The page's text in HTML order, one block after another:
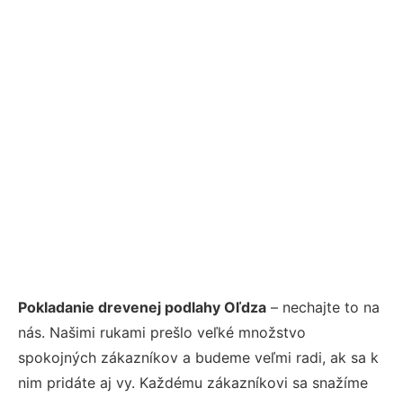
Pokladanie drevenej podlahy Oľdza – nechajte to na
nás. Našimi rukami prešlo veľké množstvo
spokojných zákazníkov a budeme veľmi radi, ak sa k
nim pridáte aj vy. Každému zákazníkovi sa snažíme